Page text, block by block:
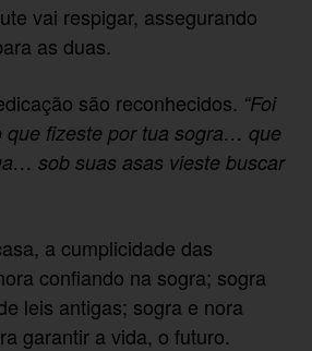
vai respigar, assegurando
as duas.
são reconhecidos. “Foi
que fizeste por tua sogra… que
sob suas asas vieste buscar
a cumplicidade das
confiando na sogra; sogra
leis antigas; sogra e nora
garantir a vida, o futuro.